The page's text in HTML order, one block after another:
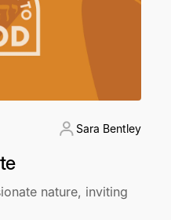
Sara Bentley
nature, inviting